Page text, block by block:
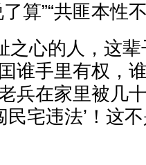
算”“共匪本性
心的人，这辈
谁手里有权，
兵在家里被几
民宅违法’！这